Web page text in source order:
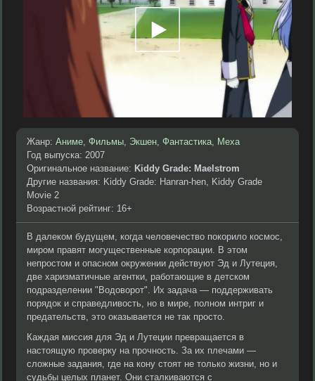
Жанр: Аниме, Фильмы, Экшен, Фантастика, Меха
Год выпуска: 2007
Оригинальное название: Kiddy Grade: Maelstrom
Другие названия: Kiddy Grade: Hanran-hen, Kiddy Grade
Movie 2
Возрастной рейтинг: 16+
В далеком будущем, когда человечество покорило космос,
миром правят могущественные корпорации. В этом
непростом и опасном окружении действуют Эд и Лутеция,
две харизматичные агентки, работающие в детском
подразделении "Водоворот". Их задача — поддерживать
порядок и справедливость, но в мире, полном интриг и
предательств, это оказывается не так просто.
Каждая миссия для Эд и Лутеции превращается в
настоящую проверку на прочность. За их плечами —
сложные задания, где на кону стоят не только жизни, но и
судьбы целых планет. Они сталкиваются с